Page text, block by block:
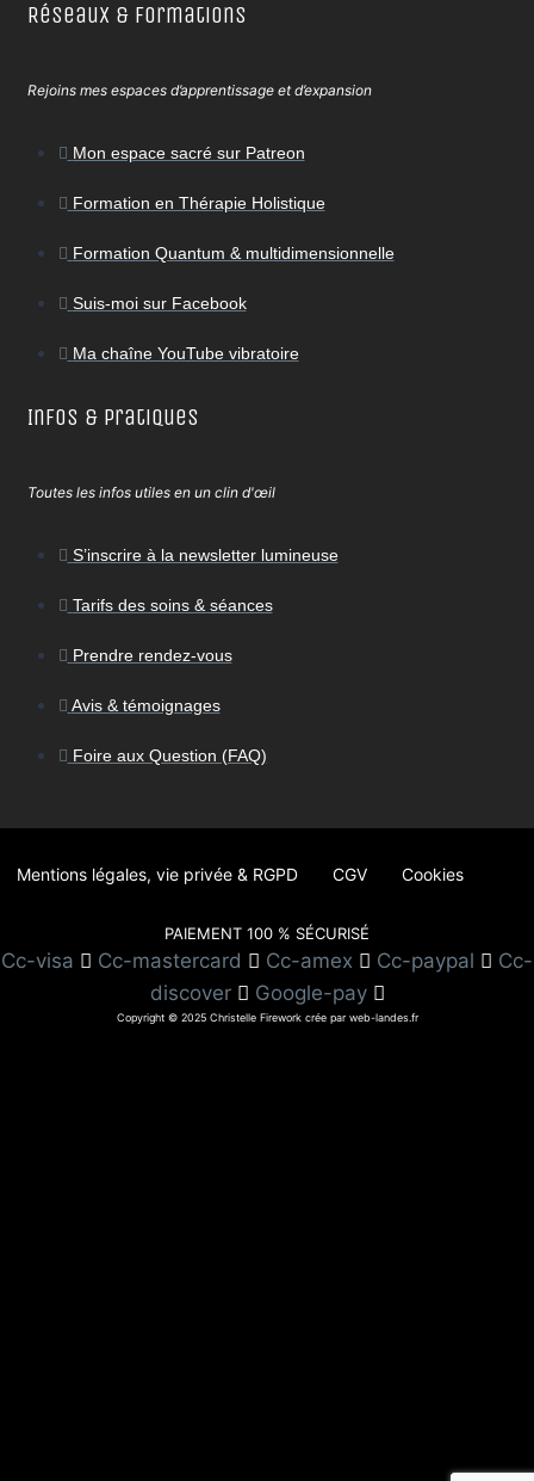
Réseaux & Formations
Rejoins mes espaces d’apprentissage et d’expansion
Mon espace sacré sur Patreon
Formation en Thérapie Holistique
Formation Quantum & multidimensionnelle
Suis-moi sur Facebook
Ma chaîne YouTube vibratoire
Infos & Pratiques
Toutes les infos utiles en un clin d'œil
S’inscrire à la newsletter lumineuse
Tarifs des soins & séances
Prendre rendez-vous
Avis & témoignages
Foire aux Question (FAQ)
Mentions légales, vie privée & RGPD CGV Cookies
PAIEMENT 100 % SÉCURISÉ
Cc-visa Cc-mastercard Cc-amex Cc-paypal
Cc-
discover
Google-pay
Copyright © 2025 Christelle Firework crée par web-landes.fr